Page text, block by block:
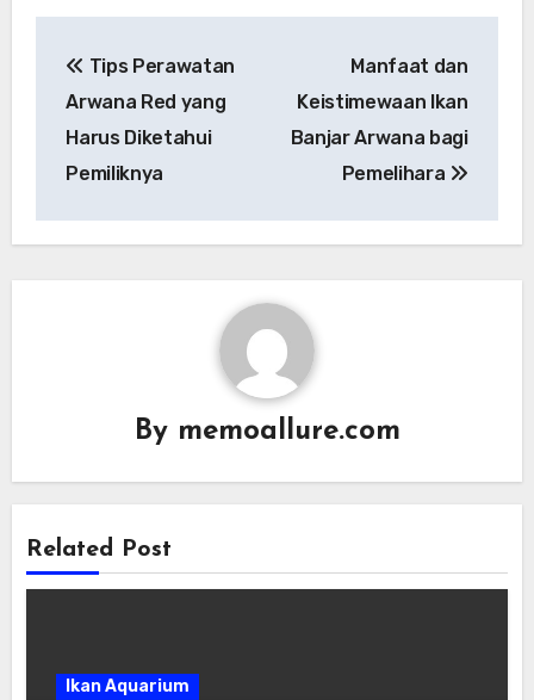
navigation
Tips Perawatan
Arwana Red yang
Harus Diketahui
Pemiliknya
Manfaat dan
Keistimewaan Ikan
Banjar Arwana bagi
Pemelihara
By memoallure.com
Related Post
Ikan Aquarium